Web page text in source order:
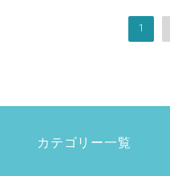
1
カテゴリー一覧